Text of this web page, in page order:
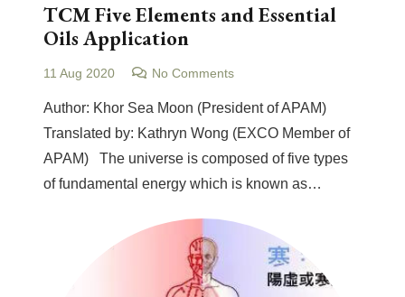
TCM Five Elements and Essential
Oils Application
11 Aug 2020 No Comments
Author: Khor Sea Moon (President of APAM)
Translated by: Kathryn Wong (EXCO Member of
APAM) The universe is composed of five types
of fundamental energy which is known as…